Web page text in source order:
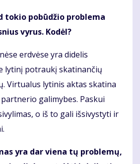
tokio pobūdžio problema
vyrus. Kodėl?
erdvėse yra didelis
lytinį potraukį skatinančių
Virtualus lytinis aktas skatina
galimybes. Paskui
o iš to gali išsivystyti ir
yra dar viena tų problemų,